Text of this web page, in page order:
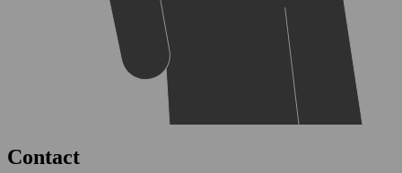
Contact